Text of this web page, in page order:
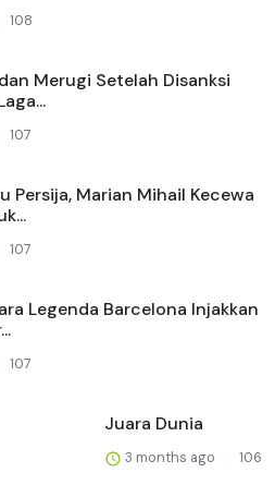
108
Merugi Setelah Disanksi
107
Persija, Marian Mihail Kecewa
107
Legenda Barcelona Injakkan
107
Juara Dunia
3 months ago 106